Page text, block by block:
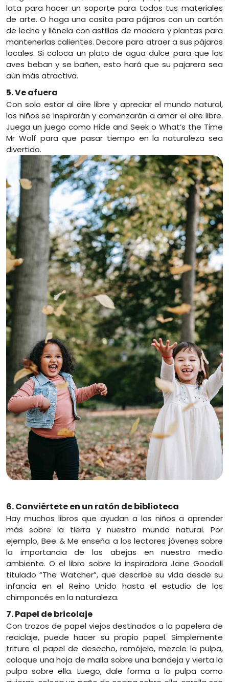
lata para hacer un soporte para todos tus materiales
de arte. O haga una casita para pájaros con un cartón
de leche y llénela con astillas de madera y plantas para
mantenerlas calientes. Decore para atraer a sus pájaros
locales. Si coloca un plato de agua dulce para que las
aves beban y se bañen, esto hará que su pajarera sea
aún más atractiva.
5. Ve afuera
Con solo estar al aire libre y apreciar el mundo natural,
los niños se inspirarán y comenzarán a amar el aire libre.
Juega un juego como Hide and Seek o What’s the Time
Mr Wolf para que pasar tiempo en la naturaleza sea
divertido.
6. Conviértete en un ratón de biblioteca
Hay muchos libros que ayudan a los niños a aprender
más sobre la tierra y nuestro mundo natural. Por
ejemplo, Bee & Me enseña a los lectores jóvenes sobre
la importancia de las abejas en nuestro medio
ambiente. O el libro sobre la inspiradora Jane Goodall
titulado “The Watcher”, que describe su vida desde su
infancia en el Reino Unido hasta el estudio de los
chimpancés en la naturaleza.
7. Papel de bricolaje
Con trozos de papel viejos destinados a la papelera de
reciclaje, puede hacer su propio papel. Simplemente
triture el papel de desecho, remójelo, mezcle la pulpa,
coloque una hoja de malla sobre una bandeja y vierta la
pulpa sobre ella. Luego, dale forma a la pulpa como